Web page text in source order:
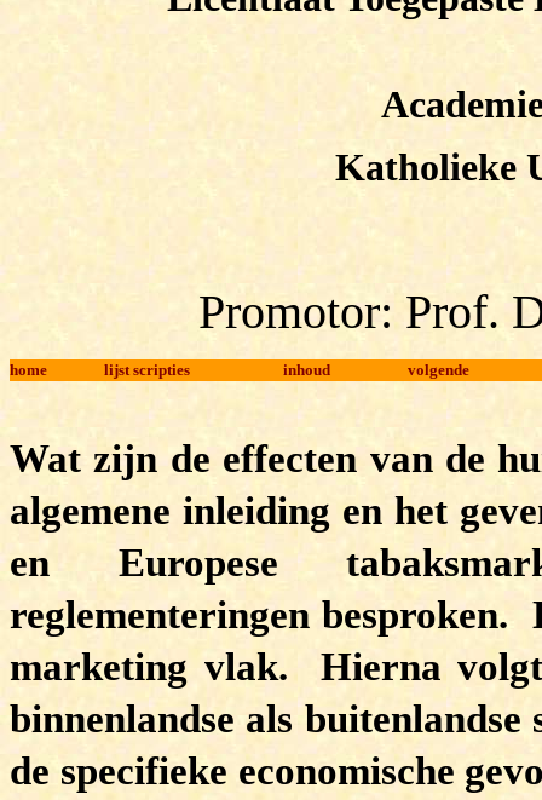
Katholieke
Promotor: Prof.
home lijst scripties inhoud volgende
Wat zijn de effecten van de
algemene inleiding en het
en Europese
reglementeringen besproken.
marketing vlak. Hierna
binnenlandse als
de specifieke economische